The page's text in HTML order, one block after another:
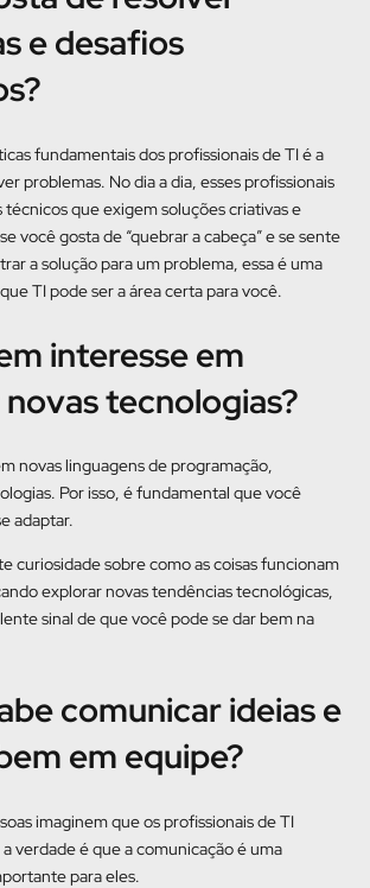
e desafios
fundamentais dos profissionais de TI é a
problemas. No dia a dia, esses profissionais
que exigem soluções criativas e
você gosta de “quebrar a cabeça” e se sente
a solução para um problema, essa é uma
TI pode ser a área certa para você.
interesse em
tecnologias?
novas linguagens de programação,
Por isso, é fundamental que você
adaptar.
curiosidade sobre como as coisas funcionam
explorar novas tendências tecnológicas,
sinal de que você pode se dar bem na
comunicar ideias e
em equipe?
imaginem que os profissionais de TI
verdade é que a comunicação é uma
para eles.